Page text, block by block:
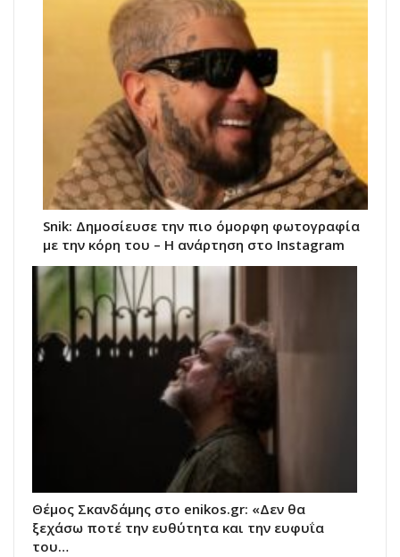
Snik: Δημοσίευσε την πιο όμορφη φωτογραφία
με την κόρη του – Η ανάρτηση στο Instagram
Θέμος Σκανδάμης στο enikos.gr: «Δεν θα
ξεχάσω ποτέ την ευθύτητα και την ευφυΐα
του…